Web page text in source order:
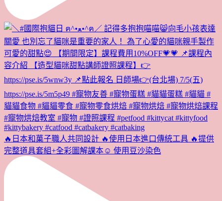
🔥日本和菓子職人共同設計 🔥使用日本進口傳統工具 🔥提供
完整道具套組+全彩圖解課本☺️ 使用豆沙染色